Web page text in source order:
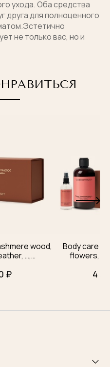
ухода. Оба средства
друга для полноценного
не только вас, но и
КЛИК
wood,
…,
₽
Body care
flowers,
4
время.